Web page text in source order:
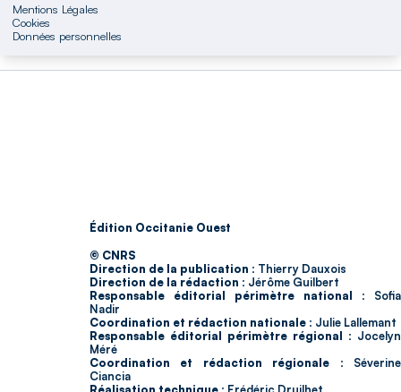
Mentions Légales
Cookies
Données personnelles
Édition Occitanie Ouest
© CNRS
Direction de la publication : Thierry Dauxois
Direction de la rédaction : Jérôme Guilbert
Responsable éditorial périmètre national : Sofia
Nadir
Coordination et rédaction nationale : Julie Lallemant
Responsable éditorial périmètre régional : Jocelyn
Méré
Coordination et rédaction régionale : Séverine
Ciancia